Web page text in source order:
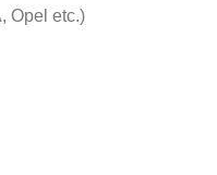
Opel etc.)